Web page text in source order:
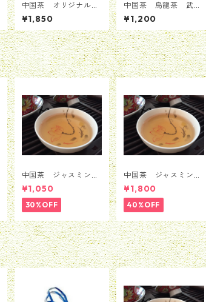
中国茶 オリジナルH
ANASOUVIお茶セッ
ト ３種類入り 計18.
4g ポスト投函無料
配送
¥1,850
中国茶 烏龍茶 武夷
岩茶 ウーロン 花の
香り ダーホンパオ 大
紅袍 桃の香り オリジ
ナル商品 コスパ最強
貴重 お引き出物 プレ
ゼント ギフト 無添
加 8.5g
¥1,200
中国茶 ジャスミン
茶 茉莉花茶 銀毫イ
ンハオウ 50ｇ
¥1,050
30%OFF
中国茶 ジャスミン
茶 茉莉花茶 銀毫イ
ンハオウ 100ｇ
¥1,800
40%OFF